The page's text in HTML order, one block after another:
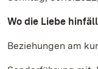
Wo die Liebe
Beziehungen am